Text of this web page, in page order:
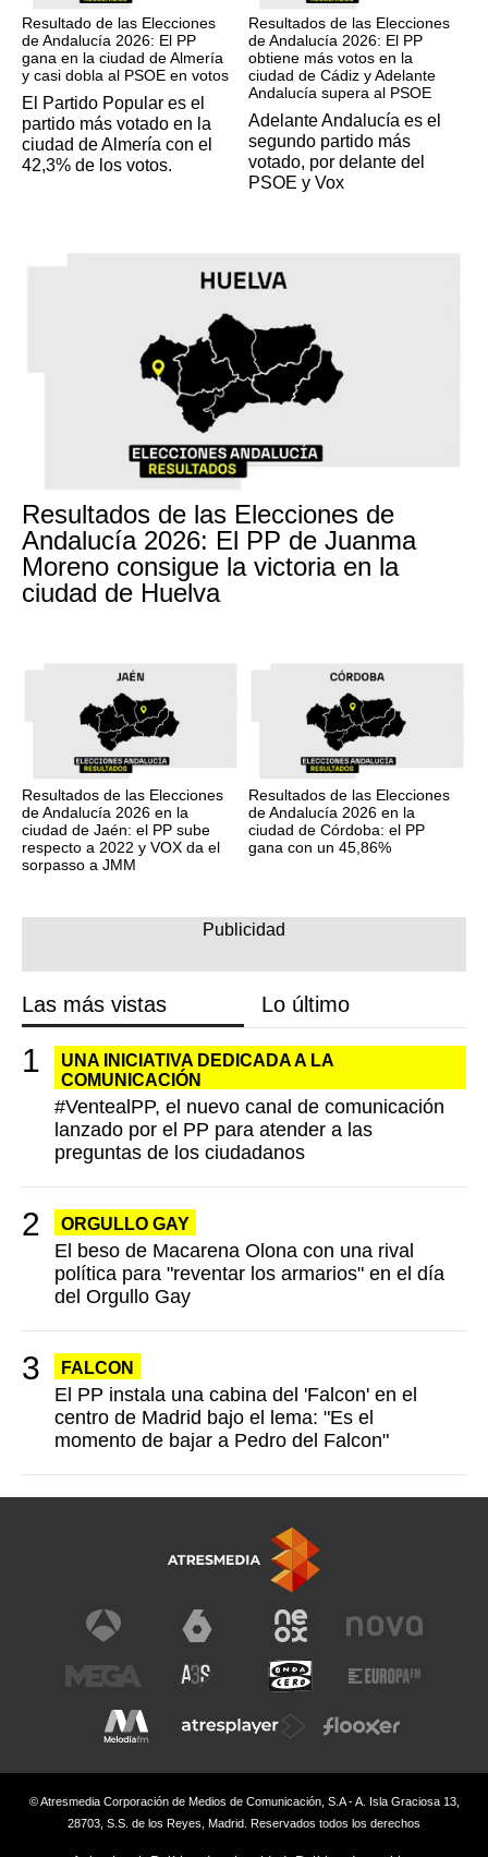
Resultado de las Elecciones
de Andalucía 2026: El PP
gana en la ciudad de Almería
y casi dobla al PSOE en votos
El Partido Popular es el
partido más votado en la
ciudad de Almería con el
42,3% de los votos.
Resultados de las Elecciones
de Andalucía 2026: El PP
obtiene más votos en la
ciudad de Cádiz y Adelante
Andalucía supera al PSOE
Adelante Andalucía es el
segundo partido más
votado, por delante del
PSOE y Vox
Resultados de las Elecciones de
Andalucía 2026: El PP de Juanma
Moreno consigue la victoria en la
ciudad de Huelva
Resultados de las Elecciones
de Andalucía 2026 en la
ciudad de Jaén: el PP sube
respecto a 2022 y VOX da el
sorpasso a JMM
Resultados de las Elecciones
de Andalucía 2026 en la
ciudad de Córdoba: el PP
gana con un 45,86%
Las más vistas Lo último
UNA INICIATIVA DEDICADA A LA
COMUNICACIÓN
#VentealPP, el nuevo canal de comunicación
lanzado por el PP para atender a las
preguntas de los ciudadanos
ORGULLO GAY
El beso de Macarena Olona con una rival
política para "reventar los armarios" en el día
del Orgullo Gay
FALCON
El PP instala una cabina del 'Falcon' en el
centro de Madrid bajo el lema: "Es el
momento de bajar a Pedro del Falcon"
© Atresmedia Corporación de Medios de Comunicación, S.A - A. Isla Graciosa 13,
28703, S.S. de los Reyes, Madrid. Reservados todos los derechos